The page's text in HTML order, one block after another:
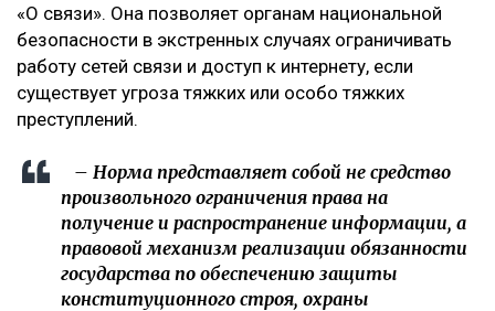
«О связи». Она позволяет органам национальной
безопасности в экстренных случаях ограничивать
работу сетей связи и доступ к интернету, если
существует угроза тяжких или особо тяжких
преступлений.
– Норма представляет собой не средство
произвольного ограничения права на
получение и распространение информации, а
правовой механизм реализации обязанности
государства по обеспечению защиты
конституционного строя, охраны